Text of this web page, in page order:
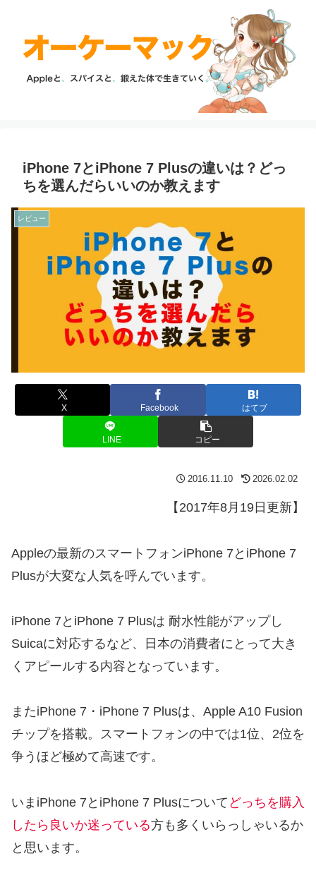
iPhone 7とiPhone 7 Plusの違いは？どっ
ちを選んだらいいのか教えます
レビュー
X Facebook はてブ
LINE コピー
2016.11.10 2026.02.02
【2017年8月19日更新】
Appleの最新のスマートフォンiPhone 7とiPhone 7
Plusが大変な人気を呼んでいます。
iPhone 7とiPhone 7 Plusは 耐水性能がアップし
Suicaに対応するなど、日本の消費者にとって大き
くアピールする内容となっています。
またiPhone 7・iPhone 7 Plusは、Apple A10 Fusion
チップを搭載。スマートフォンの中では1位、2位を
争うほど極めて高速です。
いまiPhone 7とiPhone 7 Plusについて どっちを購入
したら良いか迷っている方も多くいらっしゃいるか
と思います。